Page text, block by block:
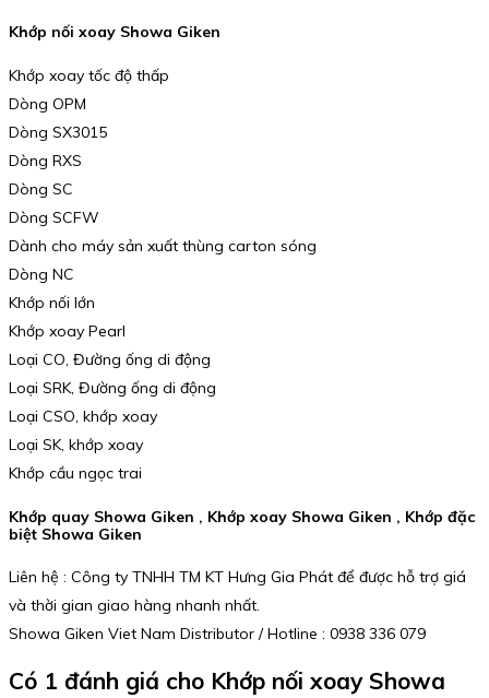
Khớp nối xoay Showa Giken
Khớp xoay tốc độ thấp
Dòng OPM
Dòng SX3015
Dòng RXS
Dòng SC
Dòng SCFW
Dành cho máy sản xuất thùng carton sóng
Dòng NC
Khớp nối lớn
Khớp xoay Pearl
Loại CO, Đường ống di động
Loại SRK, Đường ống di động
Loại CSO, khớp xoay
Loại SK, khớp xoay
Khớp cầu ngọc trai
Khớp quay Showa Giken , Khớp xoay Showa Giken , Khớp đặc
biệt Showa Giken
Liên hệ : Công ty TNHH TM KT Hưng Gia Phát để được hỗ trợ giá
và thời gian giao hàng nhanh nhất.
Showa Giken Viet Nam Distributor / Hotline : 0938 336 079
Có 1 đánh giá cho Khớp nối xoay Showa